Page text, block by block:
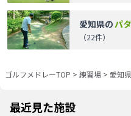
愛知県の パ
（22件）
ゴルフメドレーTOP > 練習場 > 愛知県
最近見た施設